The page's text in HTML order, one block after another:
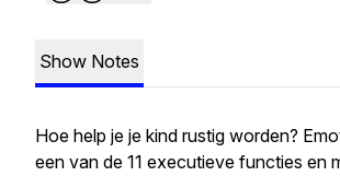
Show Notes
Hoe help je je kind rustig worden?
een van de 11 executieve functies en